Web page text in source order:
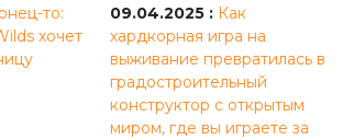
то:
хочет
09.04.2025 : Как
хардкорная игра на
выживание превратилась в
градостроительный
конструктор с открытым
миром, где вы играете за